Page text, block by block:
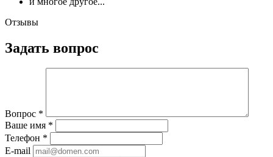
Отзывы
Задать вопрос
Вопрос *
Ваше имя *
Телефон *
E-mail